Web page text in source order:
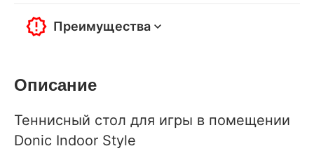
Преимущества
Описание
Теннисный стол для игры в помещении
Donic Indoor Style